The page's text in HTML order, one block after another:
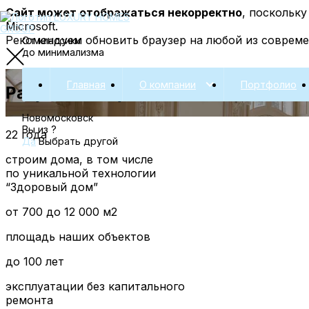
Сайт может отображаться некорректно,
Microsoft.
Рекомендуем обновить браузер на любой из
От классики
до минимализма
Главная О компании Портфолио
Новомосковск
Вы из ?
Да Выбрать другой
Разработка проекта элитного
22 года
строим дома, в том числе
по уникальной технологии
“Здоровый дом”
от 700 до 12 000 м2
площадь наших объектов
до 100 лет
эксплуатации без капитального
ремонта